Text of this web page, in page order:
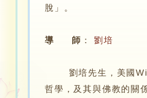
脫」。
導 師 ： 劉培
劉培先生，美國
哲學，及其與佛教的關